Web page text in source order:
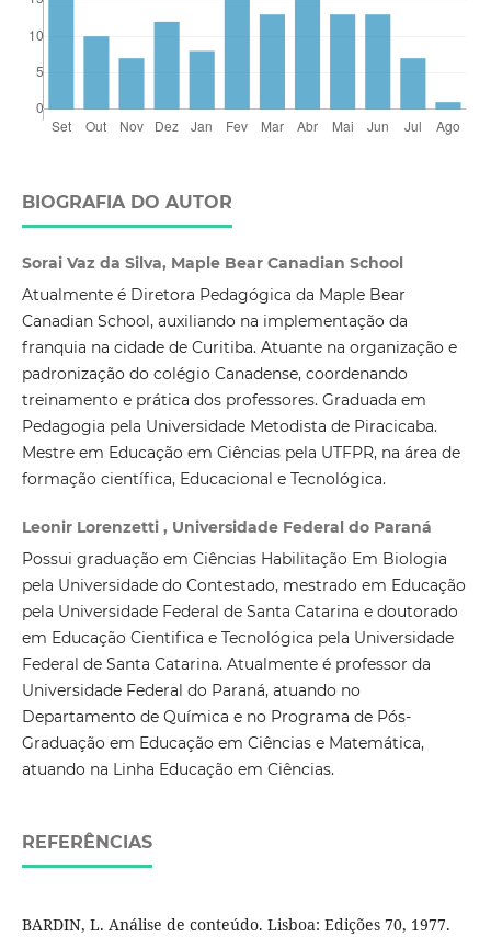
BIOGRAFIA DO AUTOR
Sorai Vaz da Silva, Maple Bear Canadian School
Atualmente é Diretora Pedagógica da Maple Bear
Canadian School, auxiliando na implementação da
franquia na cidade de Curitiba. Atuante na organização e
padronização do colégio Canadense, coordenando
treinamento e prática dos professores. Graduada em
Pedagogia pela Universidade Metodista de Piracicaba.
Mestre em Educação em Ciências pela UTFPR, na área de
formação científica, Educacional e Tecnológica.
Leonir Lorenzetti , Universidade Federal do Paraná
Possui graduação em Ciências Habilitação Em Biologia
pela Universidade do Contestado, mestrado em Educação
pela Universidade Federal de Santa Catarina e doutorado
em Educação Cientifica e Tecnológica pela Universidade
Federal de Santa Catarina. Atualmente é professor da
Universidade Federal do Paraná, atuando no
Departamento de Química e no Programa de Pós-
Graduação em Educação em Ciências e Matemática,
atuando na Linha Educação em Ciências.
REFERÊNCIAS
BARDIN, L. Análise de conteúdo. Lisboa: Edições 70, 1977.